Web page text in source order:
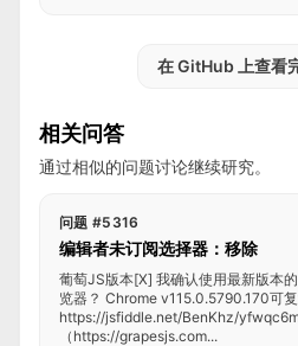
在 GitHub 上查看
相关问答
通过相似的问题讨论继续研究。
问题 #5316
编辑者未订阅选择器：移除
葡萄JS版本[X] 我确认使用最新版本
览器？ Chrome v115.0.5790.170可
https://jsfiddle.net/BenKhz/
（https://grapesjs.com...